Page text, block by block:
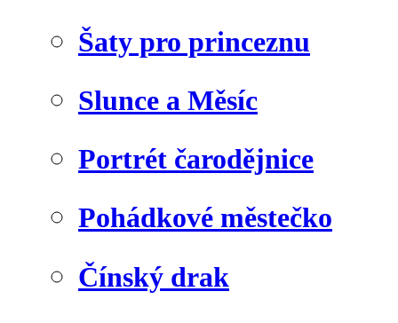
Šaty pro princeznu
Slunce a Měsíc
Portrét čarodějnice
Pohádkové městečko
Čínský drak